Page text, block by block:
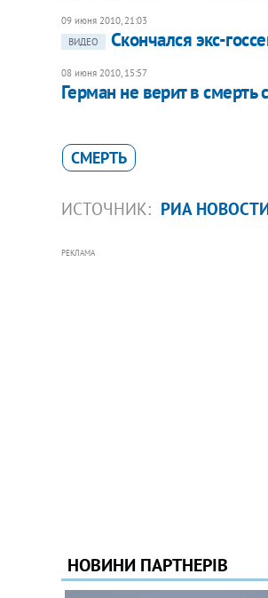
09 июня 2010, 21:03
ВИДЕО
Скончался экс-
08 июня 2010, 15:57
Герман не верит в смерть
СМЕРТЬ
ИСТОЧНИК: РИА
РЕКЛАМА